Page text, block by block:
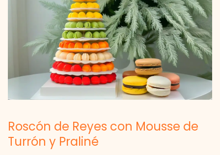
Roscón de Reyes con Mousse de
Turrón y Praliné